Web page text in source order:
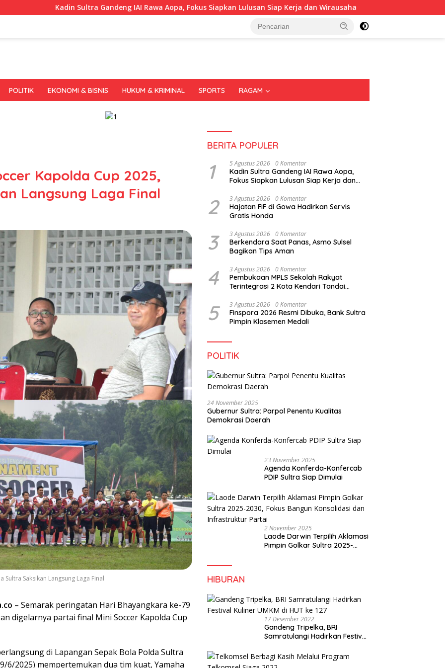
Sultra Gandeng IAI Rawa Aopa, Fokus Siapkan Lulusan Siap Kerja dan Wirausaha Puluhan Tenant Ramaikan Festival
POLITIK EKONOMI & BISNIS HUKUM & KRIMINAL SPORTS RAGAM
Kapolda Cup 2025,
Langsung Laga Final
Sultra Saksikan Langsung Laga Final
– Semarak peringatan Hari Bhayangkara ke-79
digelarnya partai final Mini Soccer Kapolda Cup
di Lapangan Sepak Bola Polda Sultra
6/2025) mempertemukan dua tim kuat, Yamaha
BERITA POPULER
1 5 Agustus 2026 0 Komentar
Kadin Sultra Gandeng IAI Rawa Aopa,
Fokus Siapkan Lulusan Siap Kerja dan
2 3 Agustus 2026 0 Komentar
Hajatan FIF di Gowa Hadirkan Servis
Gratis Honda
3 3 Agustus 2026 0 Komentar
Berkendara Saat Panas, Asmo Sulsel
Bagikan Tips Aman
4 3 Agustus 2026 0 Komentar
Pembukaan MPLS Sekolah Rakyat
Terintegrasi 2 Kota Kendari Tandai
5 3 Agustus 2026 0 Komentar
Finspora 2026 Resmi Dibuka, Bank Sultra
Pimpin Klasemen Medali
POLITIK
24 November 2025
Gubernur Sultra: Parpol Penentu Kualitas
Demokrasi Daerah
23 November 2025
Agenda Konferda-Konfercab
PDIP Sultra Siap Dimulai
2 November 2025
Laode Darwin Terpilih Aklamasi
Pimpin Golkar Sultra 2025-
HIBURAN
17 Desember 2022
Gandeng Tripelka, BRI
Samratulangi Hadirkan Festival